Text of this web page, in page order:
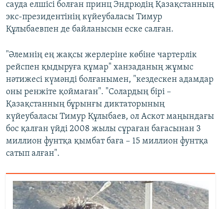
сауда елшісі болған принц Эндрюдің Қазақстанның
экс-президентінің күйеубаласы Тимур
Құлыбаевпен де байланысын еске салған.
"Әлемнің ең жақсы жерлеріне көбіне чартерлік
рейспен қыдыруға құмар" ханзаданың жұмыс
нәтижесі күмәнді болғанымен, "кездескен адамдар
оны ренжіте қоймаған". "Солардың бірі –
Қазақстанның бұрынғы диктаторының
күйеубаласы Тимур Құлыбаев, ол Аскот маңындағы
бос қалған үйді 2008 жылы сұраған бағасынан 3
миллион фунтқа қымбат баға – 15 миллион фунтқа
сатып алған".